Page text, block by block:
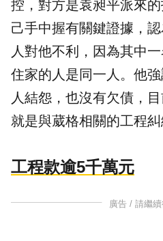
控，對方是袁昶平派來
己手中握有關鍵證據，
人對他不利，因為其中
住家的人是同一人。他
人結怨，也沒有欠債，
就是與葳格相關的工程糾
工程款逾5千萬元
廣告 / 請繼